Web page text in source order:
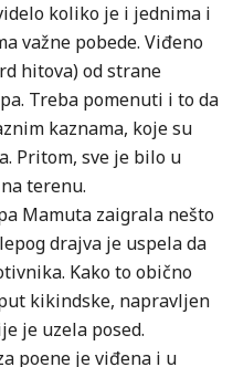
koliko je i jednima i
važne pobede. Viđeno
hitova) od strane
Treba pomenuti i to da
kaznama, koje su
Pritom, sve je bilo u
terenu.
Mamuta zaigrala nešto
drajva je uspela da
Kako to obično
kikindske, napravljen
je uzela posed.
poene je viđena i u